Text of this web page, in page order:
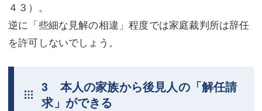
４３）。
逆に「些細な見解の相違」程度では家庭裁判所は辞任
を許可しないでしょう。
3 本人の家族から後見人の「解任請
求」ができる